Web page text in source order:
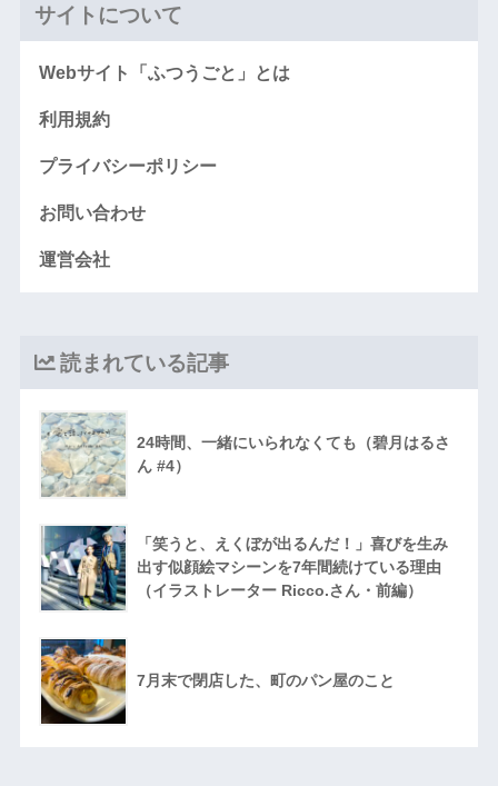
サイトについて
Webサイト「ふつうごと」とは
利用規約
プライバシーポリシー
お問い合わせ
運営会社
読まれている記事
24時間、一緒にいられなくても（碧月はるさ
ん #4）
「笑うと、えくぼが出るんだ！」喜びを生み
出す似顔絵マシーンを7年間続けている理由
（イラストレーター Ricco.さん・前編）
7月末で閉店した、町のパン屋のこと